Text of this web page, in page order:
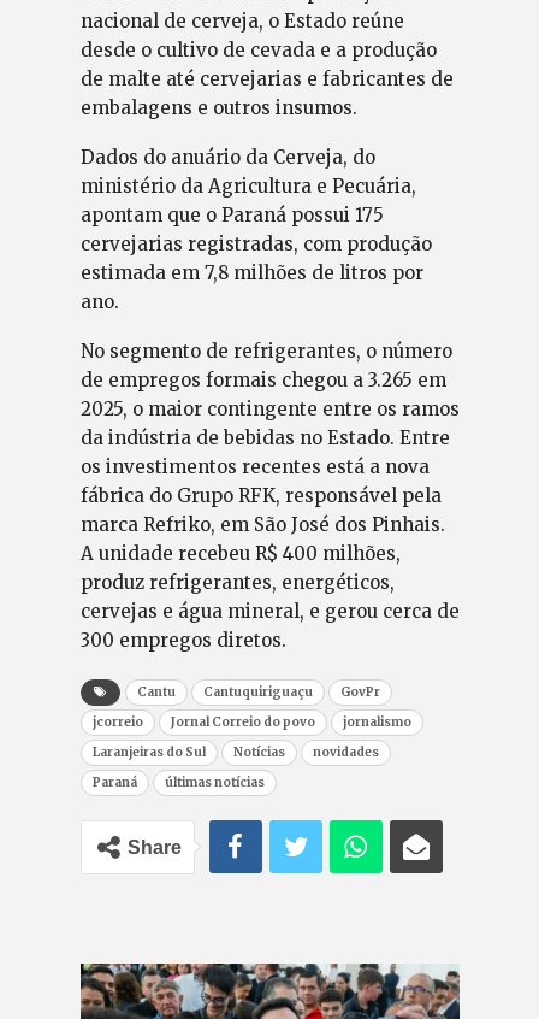
nacional de cerveja, o Estado reúne
desde o cultivo de cevada e a produção
de malte até cervejarias e fabricantes de
embalagens e outros insumos.
Dados do anuário da Cerveja, do
ministério da Agricultura e Pecuária,
apontam que o Paraná possui 175
cervejarias registradas, com produção
estimada em 7,8 milhões de litros por
ano.
No segmento de refrigerantes, o número
de empregos formais chegou a 3.265 em
2025, o maior contingente entre os ramos
da indústria de bebidas no Estado. Entre
os investimentos recentes está a nova
fábrica do Grupo RFK, responsável pela
marca Refriko, em São José dos Pinhais.
A unidade recebeu R$ 400 milhões,
produz refrigerantes, energéticos,
cervejas e água mineral, e gerou cerca de
300 empregos diretos.
Cantu Cantuquiriguaçu
GovPr
jcorreio
Jornal Correio do povo
jornalismo
Laranjeiras do Sul
Notícias
novidades
Paraná
últimas notícias
Share